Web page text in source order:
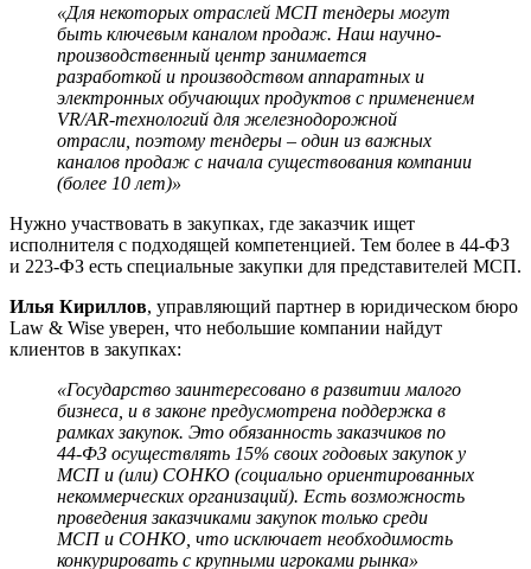
«Для некоторых отраслей МСП тендеры могут
быть ключевым каналом продаж. Наш научно-
производственный центр занимается
разработкой и производством аппаратных и
электронных обучающих продуктов с применением
VR/AR-технологий для железнодорожной
отрасли, поэтому тендеры – один из важных
каналов продаж с начала существования компании
(более 10 лет)»
Нужно участвовать в закупках, где заказчик ищет
исполнителя с подходящей компетенцией. Тем более в 44-ФЗ
и 223-ФЗ есть специальные закупки для представителей МСП.
Илья Кириллов, управляющий партнер в юридическом бюро
Law & Wise уверен, что небольшие компании найдут
клиентов в закупках:
«Государство заинтересовано в развитии малого
бизнеса, и в законе предусмотрена поддержка в
рамках закупок. Это обязанность заказчиков по
44-ФЗ осуществлять 15% своих годовых закупок у
МСП и (или) СОНКО (социально ориентированных
некоммерческих организаций). Есть возможность
проведения заказчиками закупок только среди
МСП и СОНКО, что исключает необходимость
конкурировать с крупными игроками рынка»